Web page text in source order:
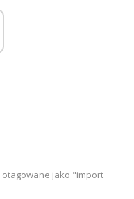
otagowane jako "import